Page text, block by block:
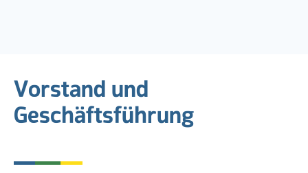
Vorstand und
Geschäftsführung